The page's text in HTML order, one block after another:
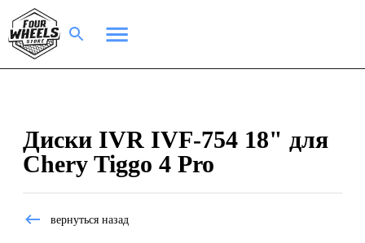
Диски IVR IVF-754 18" для
Chery Tiggo 4 Pro
вернуться назад